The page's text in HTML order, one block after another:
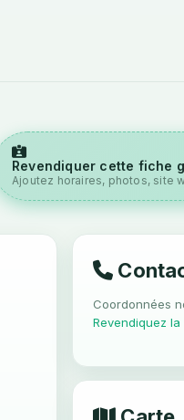
Revendiquer cette fiche
Ajoutez horaires, photos, site
Coordonnées
Revendiquez